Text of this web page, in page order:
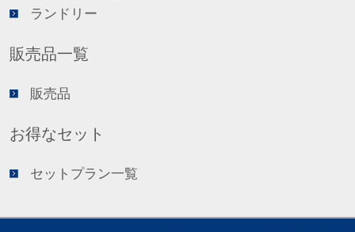
ランドリー
販売品一覧
販売品
お得なセット
セットプラン一覧